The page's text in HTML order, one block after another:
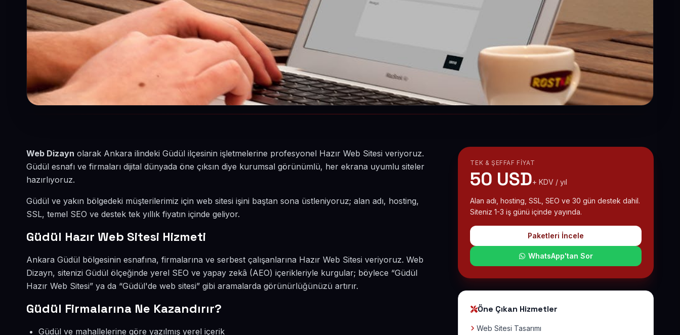
Web Dizayn olarak Ankara ilindeki Güdül ilçesinin işletmelerine profesyonel Hazır Web Sitesi veriyoruz.
Güdül esnafı ve firmaları dijital dünyada öne çıksın diye kurumsal görünümlü, her ekrana uyumlu siteler
hazırlıyoruz.
Güdül ve yakın bölgedeki müşterilerimiz için web sitesi işini baştan sona üstleniyoruz; alan adı, hosting,
SSL, temel SEO ve destek tek yıllık fiyatın içinde geliyor.
Güdül Hazır Web Sitesi Hizmeti
Ankara Güdül bölgesinin esnafına, firmalarına ve serbest çalışanlarına Hazır Web Sitesi veriyoruz. Web
Dizayn, sitenizi Güdül ölçeğinde yerel SEO ve yapay zekâ (AEO) içerikleriyle kurgular; böylece “Güdül
Hazır Web Sitesi” ya da “Güdül'de web sitesi” gibi aramalarda görünürlüğünüzü artırır.
Güdül Firmalarına Ne Kazandırır?
Güdül ve mahallelerine göre yazılmış yerel içerik
TEK & ŞEFFAF FIYAT
50 USD+ KDV / yıl
Alan adı, hosting, SSL, SEO ve 30 gün destek dahil.
Siteniz 1-3 iş günü içinde yayında.
Paketleri İncele
WhatsApp'tan Sor
Öne Çıkan Hizmetler
Web Sitesi Tasarımı